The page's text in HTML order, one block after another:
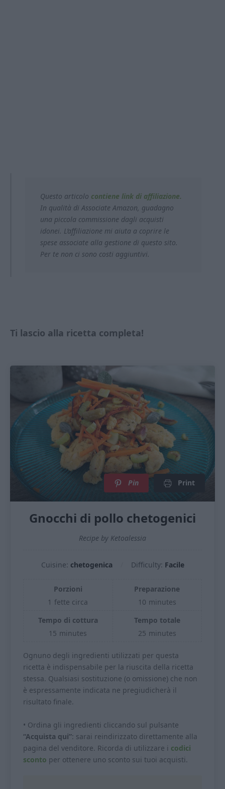
Questo articolo contiene link di affiliazione.
In qualità di Associate Amazon, guadagno
una piccola commissione dagli acquisti
idonei. L’affiliazione mi aiuta a coprire le
spese associate alla gestione di questo sito.
Per te non ci sono costi aggiuntivi.
Ti lascio alla ricetta completa!
Pin Print
Gnocchi di pollo chetogenici
Recipe by Ketoalessia
Cuisine: chetogenica Difficulty: Facile
Porzioni
1 fette circa
Preparazione
10 minutes
Tempo di cottura
15 minutes
Tempo totale
25 minutes
Ognuno degli ingredienti utilizzati per questa
ricetta è indispensabile per la riuscita della ricetta
stessa. Qualsiasi sostituzione (o omissione) che non
è espressamente indicata ne pregiudicherà il
risultato finale.
• Ordina gli ingredienti cliccando sul pulsante
“Acquista qui”: sarai reindirizzato direttamente alla
pagina del venditore. Ricorda di utilizzare i codici
sconto per ottenere uno sconto sui tuoi acquisti.